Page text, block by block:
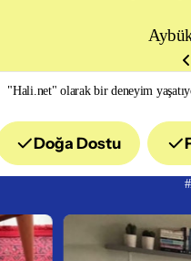
"Hali.net" olarak bir deneyim
Doğa Dostu